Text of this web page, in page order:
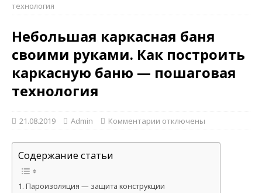
технология
Небольшая каркасная баня
своими руками. Как построить
каркасную баню — пошаговая
технология
21.08.2019 Admin Комментарии отключены
Содержание статьи
Пароизоляция — защита конструкции